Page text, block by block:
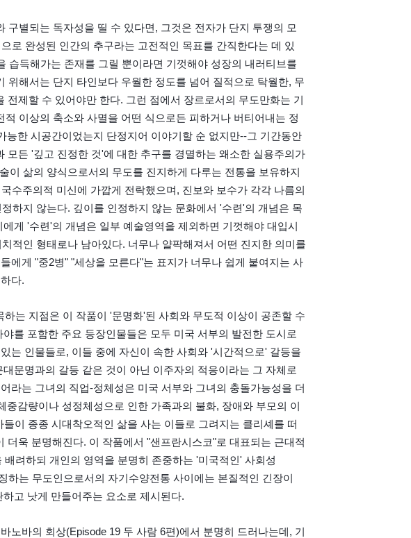
구별되는 독자성을 띨 수 있다면, 그것은 전자가 단지 투쟁의 모
로 완성된 인간의 추구라는 고전적인 목표를 간직한다는 데 있
습득해가는 존재를 그릴 뿐이라면 기껏해야 성장의 내러티브를
위해서는 단지 타인보다 우월한 정도를 넘어 질적으로 탁월한, 무
제할 수 있어야만 한다. 그런 점에서 장르로서의 무도만화는 기
이상의 축소와 사멸을 어떤 식으로든 피하거나 버티어내는 정
능한 시공간이었는지 단정지어 이야기할 순 없지만--그 기간동안
모든 '깊고 진정한 것'에 대한 추구를 경멸하는 왜소한 실용주의가
이 삶의 양식으로서의 무도를 진지하게 다루는 전통을 보유하지
수주의적 미신에 가깝게 전락했으며, 진보와 보수가 각각 나름의
하지 않는다. 깊이를 인정하지 않는 문화에서 '수련'의 개념은 목
게 '수련'의 개념은 일부 예술영역을 제외하면 기껏해야 대입시
적인 형태로나 남아있다. 너무나 얄팍해져서 어떤 진지한 의미를
에게 "중2병" "세상을 모른다"는 표지가 너무나 쉽게 붙여지는 사
다.
는 지점은 이 작품이 '문명화'된 사회와 무도적 이상이 공존할 수
를 포함한 주요 등장인물들은 모두 미국 서부의 발전한 도시로
는 인물들로, 이들 중에 자신이 속한 사회와 '시간적으로' 갈등을
문명과의 갈등 같은 것이 아닌 이주자의 적응이라는 그 자체로
라는 그녀의 직업-정체성은 미국 서부와 그녀의 충돌가능성을 더
감량이나 성정체성으로 인한 가족과의 불화, 장애와 부모의 이
이 종종 시대착오적인 삶을 사는 이들로 그려지는 클리셰를 떠
욱 분명해진다. 이 작품에서 "샌프란시스코"로 대표되는 근대적
려하되 개인의 영역을 분명히 존중하는 '미국적인' 사회성
는 무도인으로서의 자기수양전통 사이에는 본질적인 긴장이
고 낫게 만들어주는 요소로 제시된다.
노바의 회상(Episode 19 두 사람 6편)에서 분명히 드러나는데, 기